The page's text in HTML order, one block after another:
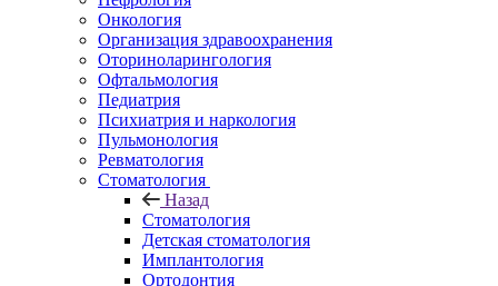
Онкология
Организация здравоохранения
Оториноларингология
Офтальмология
Педиатрия
Психиатрия и наркология
Пульмонология
Ревматология
Стоматология
Назад
Стоматология
Детская стоматология
Имплантология
Ортодонтия